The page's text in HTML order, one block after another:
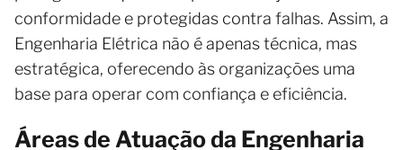
conformidade e protegidas contra falhas. Assim, a
Engenharia Elétrica não é apenas técnica, mas
estratégica, oferecendo às organizações uma
base para operar com confiança e eficiência.
Áreas de Atuação da Engenharia